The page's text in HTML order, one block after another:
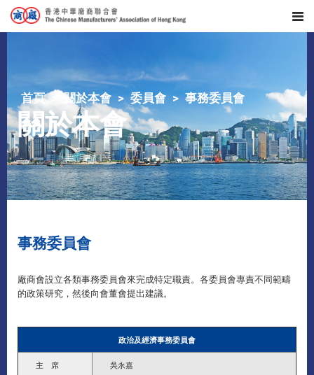
首頁 關於本會 委員會 事務委員會
關於本會
事務委員會
廠商會設立各類事務委員會來完成特定職責。各委員會專責不同範疇
的政策研究，然後向會董會提出建議。
政治及經濟事務委員會
主 席 吳永嘉